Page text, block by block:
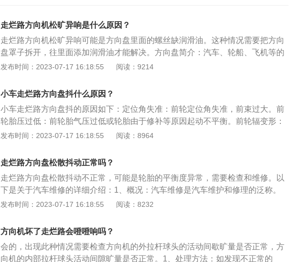
走烂路方向机松旷异响是什么原因？
走烂路方向机松旷异响可能是方向盘里面的螺丝缺润滑油。这种情况需要把方向
盘罩子拆开，往里面添加润滑油才能解决。方向盘简介：汽车、轮船、飞机等的
操纵行驶方向的轮状装置。其功能是将驾驶员作用到转向盘边缘上的力转变为转
是将驾驶员作用到转向盘边缘上的力转变为转矩后传递给转向轴。使用直径大些
的转向盘转向时，驾驶员作用到转向盘上的手力可小些。转向传动轴在转向器与
转向轴之间作为连接件有利于转向器通用化，补偿制造与安装时产生的误差，使
转向器、转向盘在整车上的安装更合理。
发布时间：2023-07-17 16:18:55 阅读：9214
小车走烂路方向盘抖什么原因？
小车走烂路方向盘抖的原因如下：定位角失准：前轮定位角失准，前束过大。前
轮胎压过低：前轮胎气压过低或轮胎由于修补等原因起动不平衡。前轮辐变形：
前轮辐变形或轮胎螺栓数量不等。零件松动：传动系统零部件安装松动。传动轴
动，随着车速的提高振摆渐强烈，在某一较高车速出现振摆，并引起方向盘抖
发布时间：2023-07-17 16:18:55 阅读：8964
走烂路方向盘松散抖动正常吗？
走烂路方向盘松散抖动不正常，可能是轮胎的平衡度异常，需要检查和维修。以
下是关于汽车维修的详细介绍：1、概况：汽车维修是汽车维护和修理的泛称。
是对出现故障的汽车通过技术手段排查，找出故障原因，并采取一定措施使其排
车小修，汽车大修是指用修理或更换汽车任何零部件（包括基础件）的方法，恢
小修是指用更换或修理个别零件的方法，保证或恢复汽车工作能力的运行性修
发布时间：2023-07-17 16:18:55 阅读：8232
方向机坏了走烂路会噔噔响吗？
会的，出现此种情况需要检查方向机的外拉杆球头的活动间歇旷量是否正常，方
向机的内部拉杆球头活动间隙旷量是否正常。1、处理方法：如发现不正常的